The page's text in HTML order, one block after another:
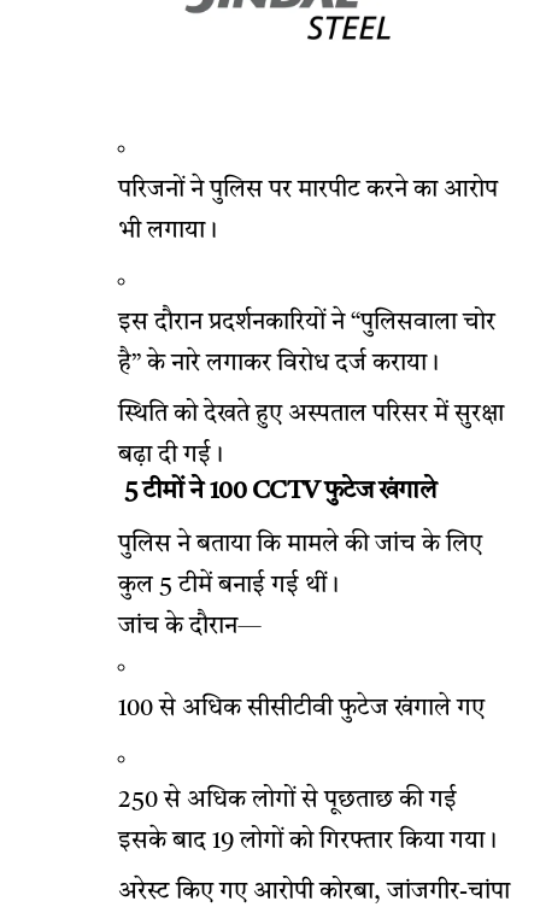
परिजनों ने पुलिस पर मारपीट करने का आरोप
भी लगाया।
इस दौरान प्रदर्शनकारियों ने “पुलिसवाला चोर
है” के नारे लगाकर विरोध दर्ज कराया।
स्थिति को देखते हुए अस्पताल परिसर में सुरक्षा
बढ़ा दी गई।
5 टीमों ने 100 CCTV फुटेज खंगाले
पुलिस ने बताया कि मामले की जांच के लिए
कुल 5 टीमें बनाई गई थीं।
जांच के दौरान—
100 से अधिक सीसीटीवी फुटेज खंगाले गए
250 से अधिक लोगों से पूछताछ की गई
इसके बाद 19 लोगों को गिरफ्तार किया गया।
अरेस्ट किए गए आरोपी कोरबा, जांजगीर-चांपा